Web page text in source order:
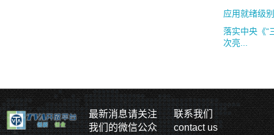
应用就绪级
落实中央《“
次亮...
最新消息请关注
我们的微信公众
联系我们
contact us